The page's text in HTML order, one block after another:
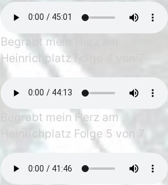
Begrabt mein Herz am
Heinrichplatz Folge 4 von 7
Begrabt mein Herz am
Heinrichplatz Folge 5 von 7